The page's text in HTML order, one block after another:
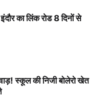
का लिंक रोड 8 दिनों से
स्कूल की निजी बोलेरो खेत